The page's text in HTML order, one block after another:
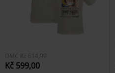
DMC Kč 614,99
Kč 599,00